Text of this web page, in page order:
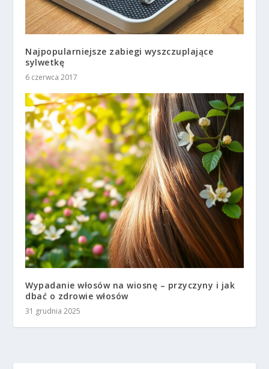
Najpopularniejsze zabiegi wyszczuplające
sylwetkę
6 czerwca 2017
Wypadanie włosów na wiosnę – przyczyny i jak
dbać o zdrowie włosów
31 grudnia 2025